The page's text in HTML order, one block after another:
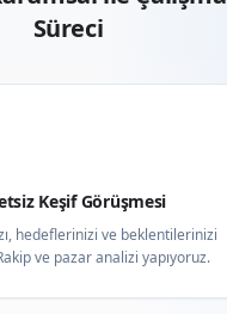
Süreci
Keşif Görüşmesi
hedeflerinizi ve beklentilerinizi
ve pazar analizi yapıyoruz.